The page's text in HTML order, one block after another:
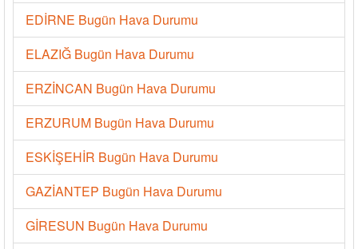
EDİRNE Bugün Hava Durumu
ELAZIĞ Bugün Hava Durumu
ERZİNCAN Bugün Hava Durumu
ERZURUM Bugün Hava Durumu
ESKİŞEHİR Bugün Hava Durumu
GAZİANTEP Bugün Hava Durumu
GİRESUN Bugün Hava Durumu